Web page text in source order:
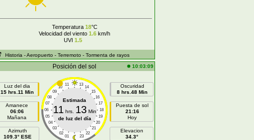
Temperatura 18°C
Velocidad del viento 1.6 km/h
UVI 1.5
Historia - Aeropuerto - Terremoto - Tormenta de rayos
Posición del sol 10:03:09
Luz del dia
15 hrs.11 Min
Amanece
06:06
Mañana
Azimuth
109.3° ESE
11 13
10
14
09
15
08
16
07
17
06
18
05
19
04
20
03
21
02
22
01 23
Estimada
11 hrs. 13Min
de luz del día
Oscuridad
8 hrs.48 Min
Puesta de sol
21:16
Hoy
Elevacion
34.3°